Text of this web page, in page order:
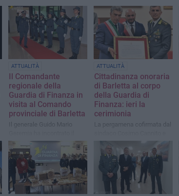
ATTUALITÀ
Il Comandante
regionale della
Guardia di Finanza in
visita al Comando
provinciale di Barletta
Il generale Guido Mario
personale e fatto il punto
sulle principali attività
ATTUALITÀ
Cittadinanza onoraria
di Barletta al corpo
della Guardia di
Finanza: ieri la
cerimionia
La pergamena cofirmata dal
dal presidente del consiglio
comunale Marcello Lanotte
è stata consegnata al
Colonnello Andrea Di Cagno